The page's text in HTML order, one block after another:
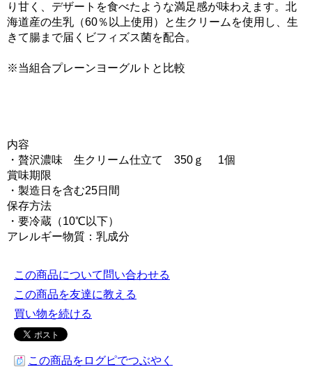
り甘く、デザートを食べたような満足感が味わえます。北
海道産の生乳（60％以上使用）と生クリームを使用し、生
きて腸まで届くビフィズス菌を配合。
※当組合プレーンヨーグルトと比較
内容
・贅沢濃味 生クリーム仕立て 350ｇ 1個
賞味期限
・製造日を含む25日間
保存方法
・要冷蔵（10℃以下）
アレルギー物質：乳成分
この商品について問い合わせる
この商品を友達に教える
買い物を続ける
この商品をログピでつぶやく